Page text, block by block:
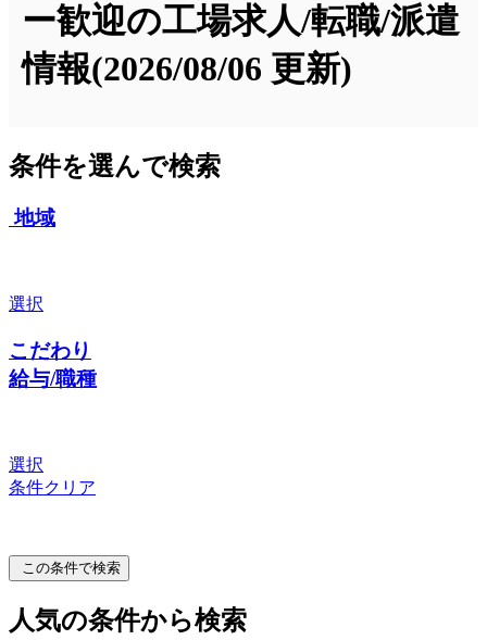
ー歓迎の工場求人/転職/派遣
情報(2026/08/06 更新)
条件を選んで検索
地域
選択
こだわり
給与/職種
選択
条件クリア
この条件で検索
人気の条件から検索